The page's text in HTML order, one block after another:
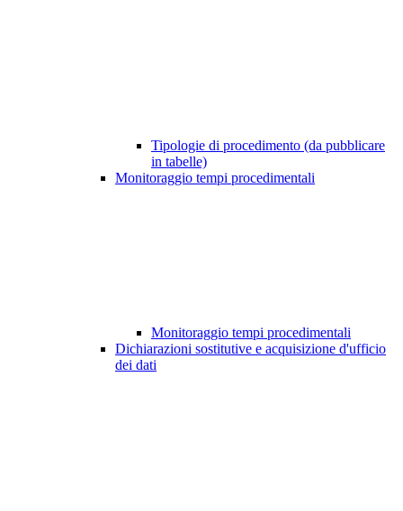
Tipologie di procedimento (da pubblicare
in tabelle)
Monitoraggio tempi procedimentali
Monitoraggio tempi procedimentali
Dichiarazioni sostitutive e acquisizione d'ufficio
dei dati